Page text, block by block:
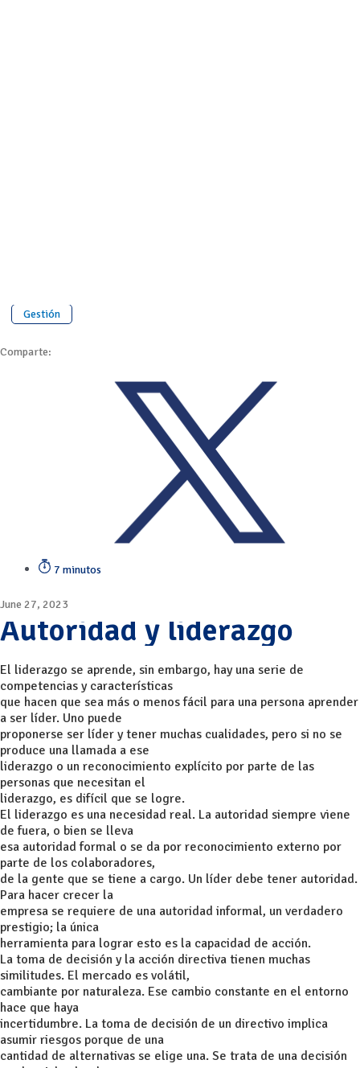
Gestión
Comparte:
7 minutos
June 27, 2023
Autoridad y liderazgo
El liderazgo se aprende, sin embargo, hay una serie de
competencias y características
que hacen que sea más o menos fácil para una persona aprender
a ser líder. Uno puede
proponerse ser líder y tener muchas cualidades, pero si no se
produce una llamada a ese
liderazgo o un reconocimiento explícito por parte de las
personas que necesitan el
liderazgo, es difícil que se logre.
El liderazgo es una necesidad real. La autoridad siempre viene
de fuera, o bien se lleva
esa autoridad formal o se da por reconocimiento externo por
parte de los colaboradores,
de la gente que se tiene a cargo. Un líder debe tener autoridad.
Para hacer crecer la
empresa se requiere de una autoridad informal, un verdadero
prestigio; la única
herramienta para lograr esto es la capacidad de acción.
La toma de decisión y la acción directiva tienen muchas
similitudes. El mercado es volátil,
cambiante por naturaleza. Ese cambio constante en el entorno
hace que haya
incertidumbre. La toma de decisión de un directivo implica
asumir riesgos porque de una
cantidad de alternativas se elige una. Se trata de una decisión